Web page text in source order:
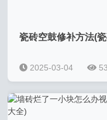
瓷砖空鼓修补方法(
2025-03-04